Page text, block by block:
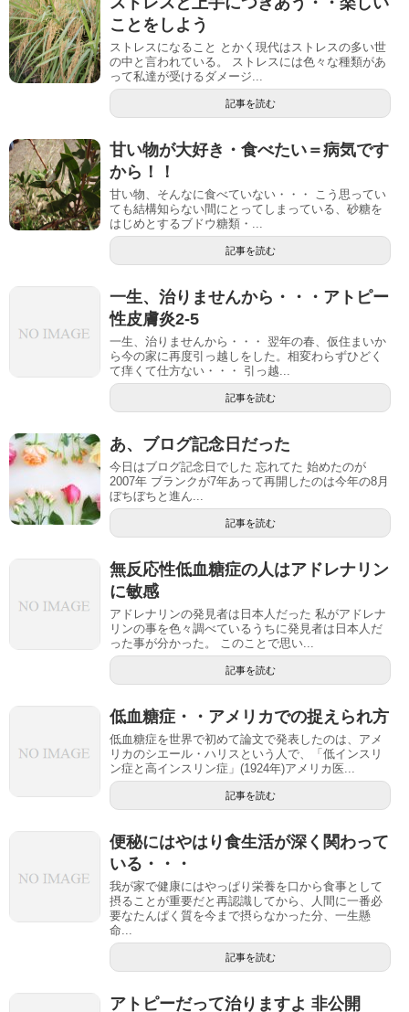
ことをしよう
ストレスになること とかく現代はストレスの多い世
の中と言われている。 ストレスには色々な種類があ
って私達が受けるダメージ...
記事を読む
甘い物が大好き・食べたい＝病気です
から！！
甘い物、そんなに食べていない・・・ こう思ってい
ても結構知らない間にとってしまっている、砂糖を
はじめとするブドウ糖類・...
記事を読む
一生、治りませんから・・・アトピー
性皮膚炎2-5
一生、治りませんから・・・ 翌年の春、仮住まいか
ら今の家に再度引っ越しをした。相変わらずひどく
て痒くて仕方ない・・・ 引っ越...
記事を読む
あ、ブログ記念日だった
今日はブログ記念日でした 忘れてた 始めたのが
2007年 ブランクが7年あって再開したのは今年の8月
ぼちぼちと進ん...
記事を読む
無反応性低血糖症の人はアドレナリン
に敏感
アドレナリンの発見者は日本人だった 私がアドレナ
リンの事を色々調べているうちに発見者は日本人だ
った事が分かった。 このことで思い...
記事を読む
低血糖症・・アメリカでの捉えられ方
低血糖症を世界で初めて論文で発表したのは、アメ
リカのシエール・ハリスという人で、「低インスリ
ン症と高インスリン症」(1924年)アメリカ医...
記事を読む
便秘にはやはり食生活が深く関わって
いる・・・
我が家で健康にはやっぱり栄養を口から食事として
摂ることが重要だと再認識してから、人間に一番必
要なたんぱく質を今まで摂らなかった分、一生懸
命...
記事を読む
アトピーだって治りますよ 非公開